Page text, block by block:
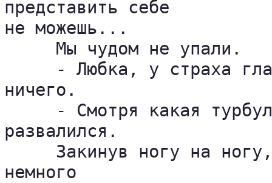
представить себе
не можешь...
     Мы чудом не упали.
- Любка, у страха
ничего.
- Смотря какая
развалился.
Закинув ногу на
немного